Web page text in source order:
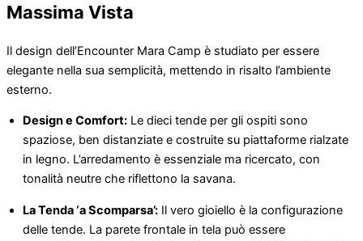
Massima Vista
Il design dell’Encounter Mara Camp è studiato per essere
elegante nella sua semplicità, mettendo in risalto l’ambiente
esterno.
Design e Comfort: Le dieci tende per gli ospiti sono
spaziose, ben distanziate e costruite su piattaforme rialzate
in legno. L’arredamento è essenziale ma ricercato, con
tonalità neutre che riflettono la savana.
La Tenda ‘a Scomparsa’: Il vero gioiello è la configurazione
delle tende. La parete frontale in tela può essere